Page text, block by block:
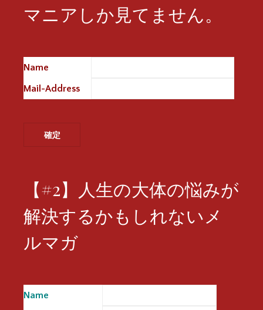
マニアしか見てません。
Name
Mail-Address
【#2】人生の大体の悩みが
解決するかもしれないメ
ルマガ
Name